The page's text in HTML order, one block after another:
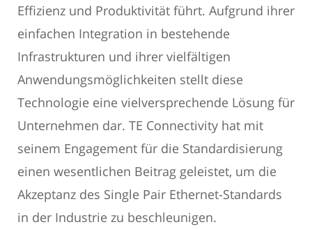
Effizienz und Produktivität führt. Aufgrund ihrer
einfachen Integration in bestehende
Infrastrukturen und ihrer vielfältigen
Anwendungsmöglichkeiten stellt diese
Technologie eine vielversprechende Lösung für
Unternehmen dar. TE Connectivity hat mit
seinem Engagement für die Standardisierung
einen wesentlichen Beitrag geleistet, um die
Akzeptanz des Single Pair Ethernet-Standards
in der Industrie zu beschleunigen.